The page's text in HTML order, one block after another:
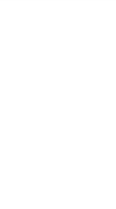
van textielvezels of textiel